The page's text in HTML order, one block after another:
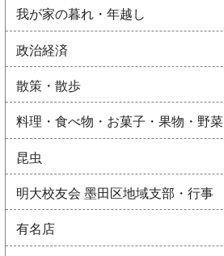
我が家の暮れ・年越し
政治経済
散策・散歩
料理・食べ物・お菓子・果物・野菜
昆虫
明大校友会 墨田区地域支部・行事
有名店